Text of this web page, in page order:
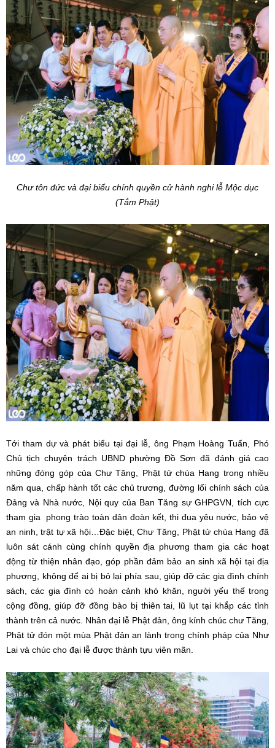
Chư tôn đức và đại biểu chính quyền cử hành nghi lễ Mộc dục
(Tắm Phật)
Tới tham dự và phát biểu tại đại lễ, ông Phạm Hoàng Tuấn, Phó
Chủ tịch chuyên trách UBND phường Đồ Sơn đã đánh giá cao
những đóng góp của Chư Tăng, Phật tử chùa Hang trong nhiều
năm qua, chấp hành tốt các chủ trương, đường lối chính sách của
Đảng và Nhà nước, Nội quy của Ban Tăng sự GHPGVN, tích cực
tham gia phong trào toàn dân đoàn kết, thi đua yêu nước, bảo vệ
an ninh, trật tự xã hội…Đặc biệt, Chư Tăng, Phật tử chùa Hang đã
luôn sát cánh cùng chính quyền địa phương tham gia các hoạt
động từ thiện nhân đạo, góp phần đảm bảo an sinh xã hội tại địa
phương, không để ai bị bỏ lại phía sau, giúp đỡ các gia đình chính
sách, các gia đình có hoàn cảnh khó khăn, người yếu thế trong
cộng đồng, giúp đỡ đồng bào bị thiên tai, lũ lụt tại khắp các tỉnh
thành trên cả nước. Nhân đại lễ Phật đản, ông kính chúc chư Tăng,
Phật tử đón một mùa Phật đản an lành trong chính pháp của Như
Lai và chúc cho đại lễ được thành tựu viên mãn.